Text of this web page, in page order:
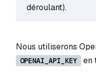
emboîtements
déroulant).
Nous utiliserons
OPENAI_API_KEY en